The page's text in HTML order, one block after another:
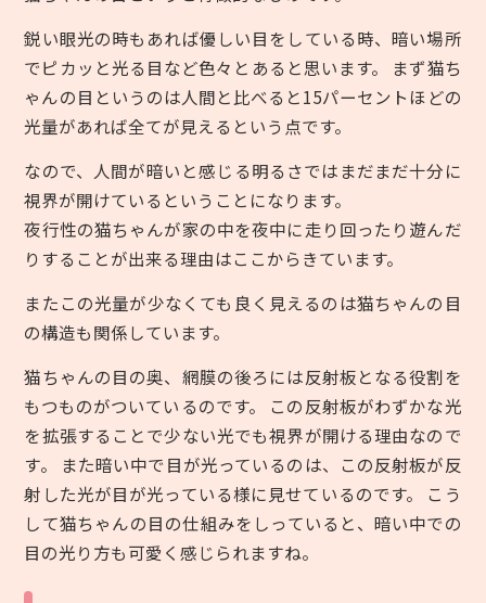
鋭い眼光の時もあれば優しい目をしている時、暗い場所
でピカッと光る目など色々とあると思います。 まず猫ち
ゃんの目というのは人間と比べると15パーセントほどの
光量があれば全てが見えるという点です。
なので、人間が暗いと感じる明るさではまだまだ十分に
視界が開けているということになります。
夜行性の猫ちゃんが家の中を夜中に走り回ったり遊んだ
りすることが出来る理由はここからきています。
またこの光量が少なくても良く見えるのは猫ちゃんの目
の構造も関係しています。
猫ちゃんの目の奥、網膜の後ろには反射板となる役割を
もつものがついているのです。 この反射板がわずかな光
を拡張することで少ない光でも視界が開ける理由なので
す。 また暗い中で目が光っているのは、この反射板が反
射した光が目が光っている様に見せているのです。 こう
して猫ちゃんの目の仕組みをしっていると、暗い中での
目の光り方も可愛く感じられますね。